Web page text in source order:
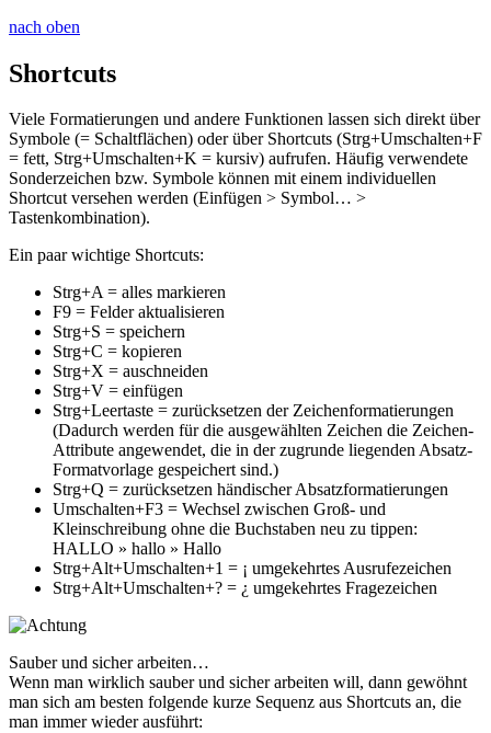
nach oben
Shortcuts
Viele Formatierungen und andere Funktionen lassen sich direkt über
Symbole (= Schaltflächen) oder über Shortcuts (Strg+Umschalten+F
= fett, Strg+Umschalten+K = kursiv) aufrufen. Häufig verwendete
Sonderzeichen bzw. Symbole können mit einem individuellen
Shortcut versehen werden (Einfügen > Symbol… >
Tastenkombination).
Ein paar wichtige Shortcuts:
Strg+A= alles markieren
F9 = Felder aktualisieren
Strg+S = speichern
Strg+C = kopieren
Strg+X = auschneiden
Strg+V = einfügen
Strg+Leertaste = zurücksetzen der Zeichenformatierungen
(Dadurch werden für die ausgewählten Zeichen die Zeichen-
Attribute angewendet, die in der zugrunde liegenden Absatz-
Formatvorlage gespeichert sind.)
Strg+Q = zurücksetzen händischer Absatzformatierungen
Umschalten+F3 = Wechsel zwischen Groß- und
Kleinschreibung ohne die Buchstaben neu zu tippen:
HALLO » hallo » Hallo
Strg+Alt+Umschalten+1 = ¡ umgekehrtes Ausrufezeichen
Strg+Alt+Umschalten+? = ¿ umgekehrtes Fragezeichen
Sauber und sicher arbeiten…
Wenn man wirklich sauber und sicher arbeiten will, dann gewöhnt
man sich am besten folgende kurze Sequenz aus Shortcuts an, die
man immer wieder ausführt: